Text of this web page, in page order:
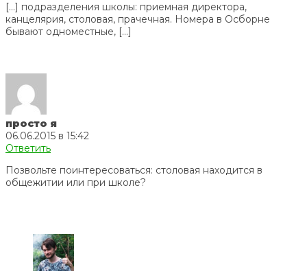
[…] подразделения школы: приемная директора,
канцелярия, столовая, прачечная. Номера в Осборне
бывают одноместные, […]
просто я
06.06.2015 в 15:42
Ответить
Позвольте поинтересоваться: столовая находится в
общежитии или при школе?